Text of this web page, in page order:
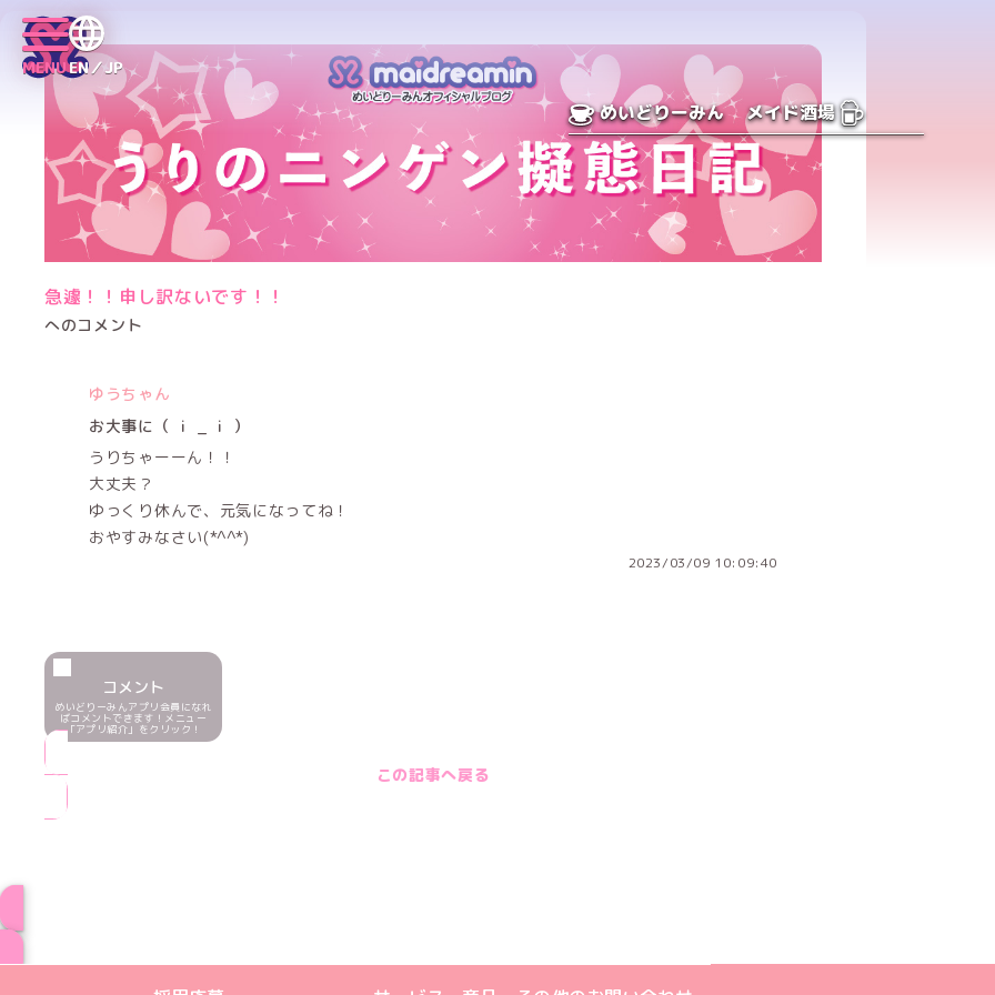
MENUEN／JP
めいどりーみん メイド酒場
急遽！！申し訳ないです！！
へのコメント
ゆうちゃん
お大事に（ ｉ _ ｉ ）
うりちゃーーん！！
大丈夫？
ゆっくり休んで、元気になってね！
おやすみなさい(*^^*)
2023/03/09 10:09:40
コメント
めいどりーみんアプリ会員になれ
ばコメントできます！メニュー
「アプリ紹介」をクリック！
この記事へ戻る
めいどりーみんTikTok公式アカウント
めいどりーみんX公式アカウント
めいどりーみんInstagram公式アカウント
めいどりーみんFacebook公式アカウント
めいどりーみんYouTube公式アカウント